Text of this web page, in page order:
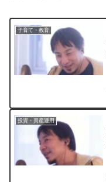
子育て・教育
投資・資産運用